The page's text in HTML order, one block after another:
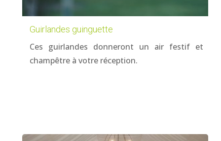
Guirlandes guinguette
Ces guirlandes donneront un air festif et
champêtre à votre réception.